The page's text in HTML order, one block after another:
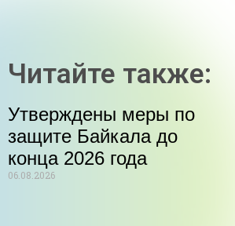
Читайте также:
Утверждены меры по
защите Байкала до
конца 2026 года
06.08.2026